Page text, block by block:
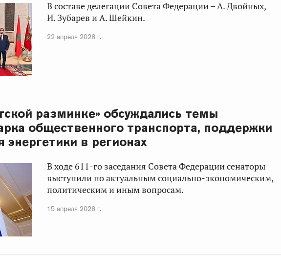
В составе делегации Совета Федерации – А. Двойных,
И. Зубарев и А. Шейкин.
22 апреля 2026 г.
разминке» обсуждались темы
общественного транспорта, поддержки
в регионах
В ходе 611-го заседания Совета Федерации сенаторы
выступили по актуальным социально-экономическим,
политическим и иным вопросам.
15 апреля 2026 г.